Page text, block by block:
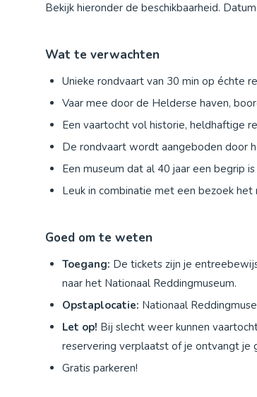
Bekijk hieronder de beschikbaarheid.
Wat te verwachten
Unieke rondvaart van 30 min op échte
Vaar mee door de Helderse haven,
Een vaartocht vol historie, heldhaftige
De rondvaart wordt aangeboden door
Een museum dat al 40 jaar een begrip
Leuk in combinatie met een bezoek het
Goed om te weten
Toegang: De tickets zijn je
naar het Nationaal Reddingmuseum.
Opstaplocatie: Nationaal
Let op! Bij slecht weer kunnen
reservering verplaatst of je ontvangt je
Gratis parkeren!